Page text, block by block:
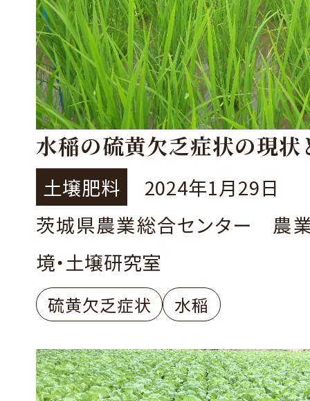
水稲の硫黄欠乏症状の現状
土壌肥料
2024年1月29日
茨城県農業総合センター 農
境・土壌研究室
硫黄欠乏症状 水稲